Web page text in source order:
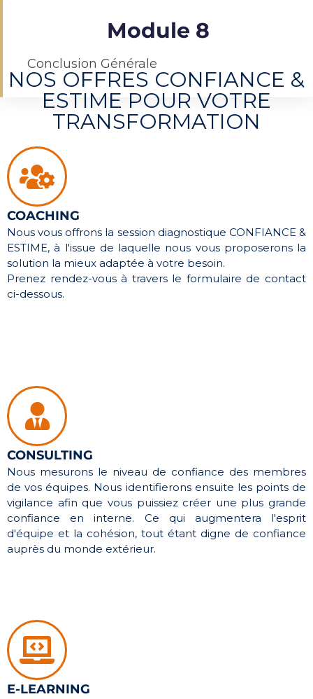
Module 8
Conclusion Générale
NOS OFFRES CONFIANCE &
ESTIME POUR VOTRE
TRANSFORMATION
COACHING
Nous vous offrons la session diagnostique CONFIANCE &
ESTIME, à l'issue de laquelle nous vous proposerons la
solution la mieux adaptée à votre besoin.
Prenez rendez-vous à travers le formulaire de contact
ci-dessous.
CONSULTING
Nous mesurons le niveau de confiance des membres
de vos équipes. Nous identifierons ensuite les points de
vigilance afin que vous puissiez créer une plus grande
confiance en interne. Ce qui augmentera l'esprit
d'équipe et la cohésion, tout étant digne de confiance
auprès du monde extérieur.
E-LEARNING